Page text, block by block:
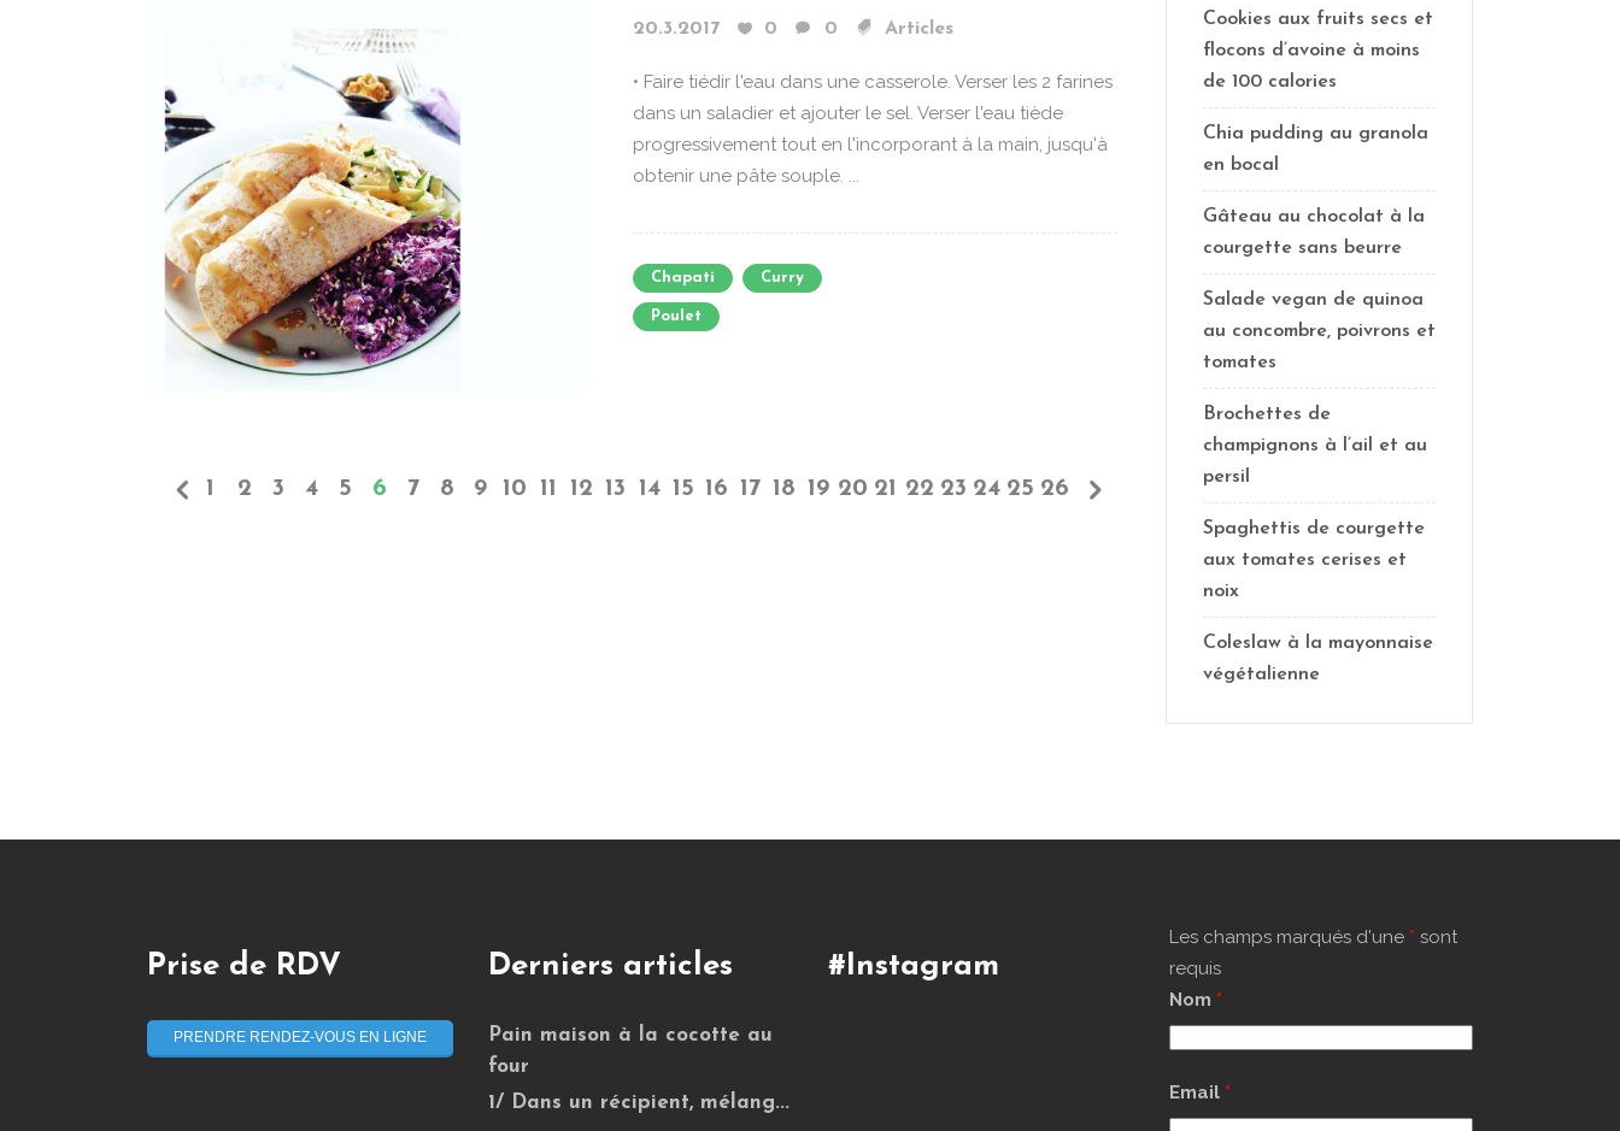
20.3.2017 0 0 Articles
• Faire tiédir l'eau dans une casserole. Verser les 2 farines
dans un saladier et ajouter le sel. Verser l'eau tiède
progressivement tout en l'incorporant à la main, jusqu'à
obtenir une pâte souple. ...
Chapati Curry
Poulet
1 2 3 4 5 6 7 8 9 10 11 12 13 14 15 16 17 18 19 20 21 22 23 24 25 26
Cookies aux fruits secs et
flocons d’avoine à moins
de 100 calories
Chia pudding au granola
en bocal
Gâteau au chocolat à la
courgette sans beurre
Salade vegan de quinoa
au concombre, poivrons et
tomates
Brochettes de
champignons à l’ail et au
persil
Spaghettis de courgette
aux tomates cerises et
noix
Coleslaw à la mayonnaise
végétalienne
Prise de RDV
PRENDRE RENDEZ-VOUS EN LIGNE
Derniers articles
Pain maison à la cocotte au
four
1/ Dans un récipient, mélang...
#Instagram
Les champs marqués d'une * sont
requis
Nom *
Email *